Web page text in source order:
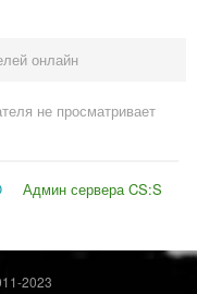
онлайн
не просматривает
Админ сервера CS:S
2023